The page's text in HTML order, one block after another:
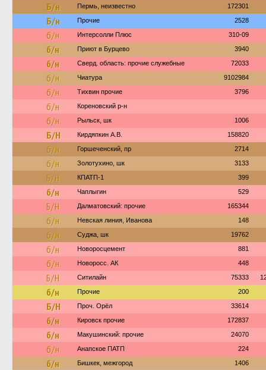
Б/н Пермь, неизвестно 172301
Б/н Прочие 2528
б/н Интерсолли Плюс 310-09
б/н Приют в Бурцево 3940
б/н Сверд. область: прочие служебные 72033
б/н Чиатура 9102984
б/н Тихвин прочие 3796
б/н Кореновский р-н
б/н Рыльск, шк 1006
Б/Н Кирдяпкин А.В. 158820
б/н Горшеченский, пр 2714
б/н Золотухино, шк 3133
Б/Н КПАТП-1 399
б/н Чаплыгин 529
Б/Н Далматовский: прочие 165344
б/н Невская линия, Иванова 148
б/н Суджа, шк 19762
б/н Новоросцемент 881
б/н Новоросс. АК 448
Б/Н Ситилайн 75333
б/н Прочие 200
Б/Н Проч. Орёл 33614
б/н Кировск прочие 172837
б/н Макушинский: прочие 24070
б/н Анапское ПАТП 224
б/н Бишкек, межгород 1406